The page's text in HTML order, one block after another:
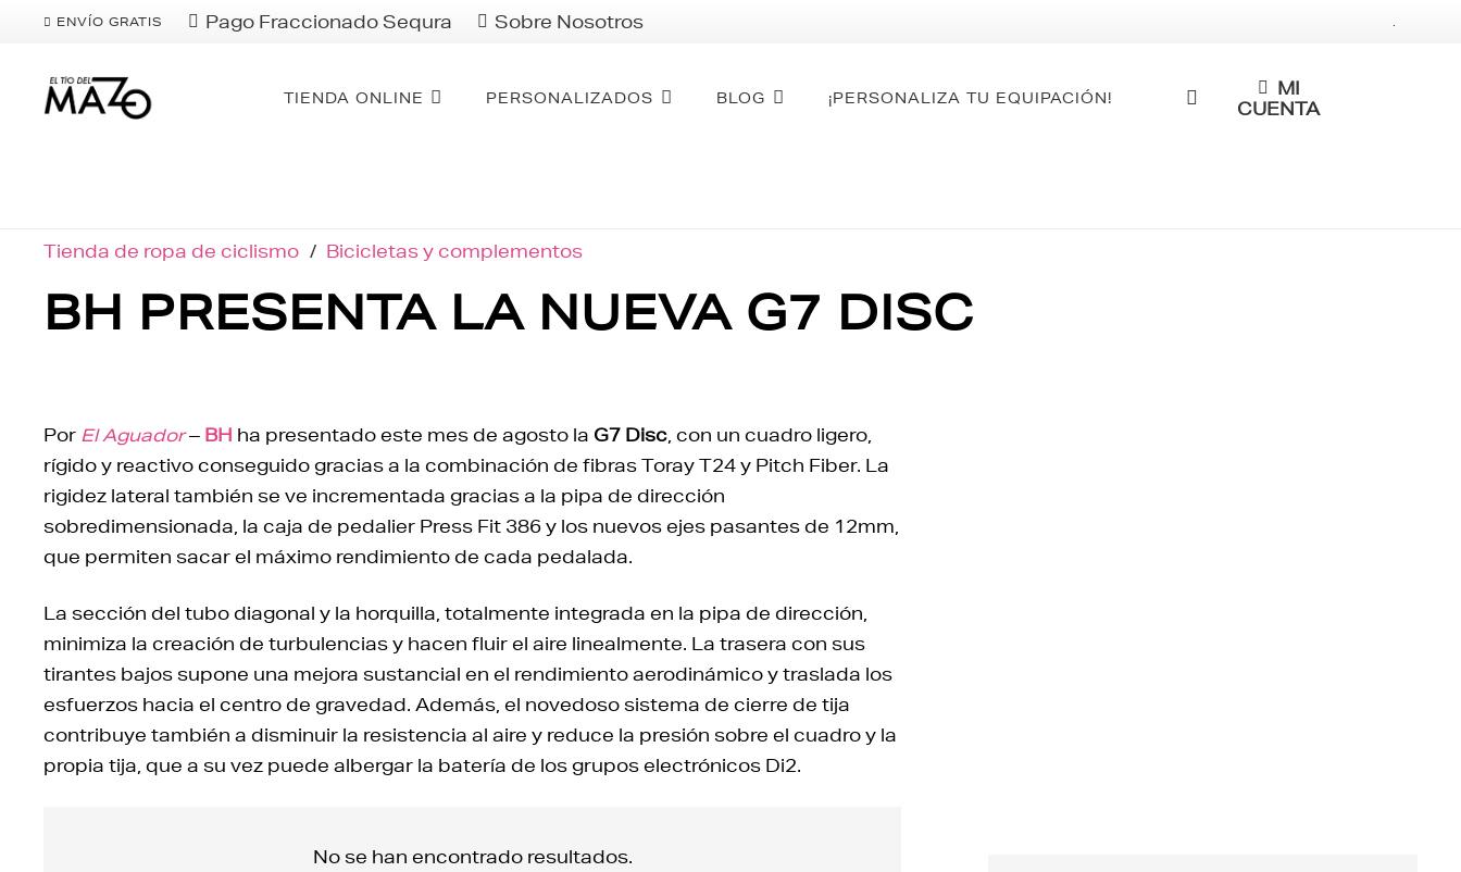
ENVÍO GRATIS Pago Fraccionado Sequra Sobre Nosotros .
TIENDA ONLINE PERSONALIZADOS BLOG ¡PERSONALIZA TU EQUIPACIÓN!
MI
CUENTA
Tienda de ropa de ciclismo / Bicicletas y complementos
BH PRESENTA LA NUEVA G7 DISC
Por El Aguador– BH ha presentado este mes de agosto la G7 Disc , con un cuadro ligero,
rígido y reactivo conseguido gracias a la combinación de fibras Toray T24 y Pitch Fiber. La
rigidez lateral también se ve incrementada gracias a la pipa de dirección
sobredimensionada, la caja de pedalier Press Fit 386 y los nuevos ejes pasantes de 12mm,
que permiten sacar el máximo rendimiento de cada pedalada.
La sección del tubo diagonal y la horquilla, totalmente integrada en la pipa de dirección,
minimiza la creación de turbulencias y hacen fluir el aire linealmente. La trasera con sus
tirantes bajos supone una mejora sustancial en el rendimiento aerodinámico y traslada los
esfuerzos hacia el centro de gravedad. Además, el novedoso sistema de cierre de tija
contribuye también a disminuir la resistencia al aire y reduce la presión sobre el cuadro y la
propia tija, que a su vez puede albergar la batería de los grupos electrónicos Di2.
No se han encontrado resultados.